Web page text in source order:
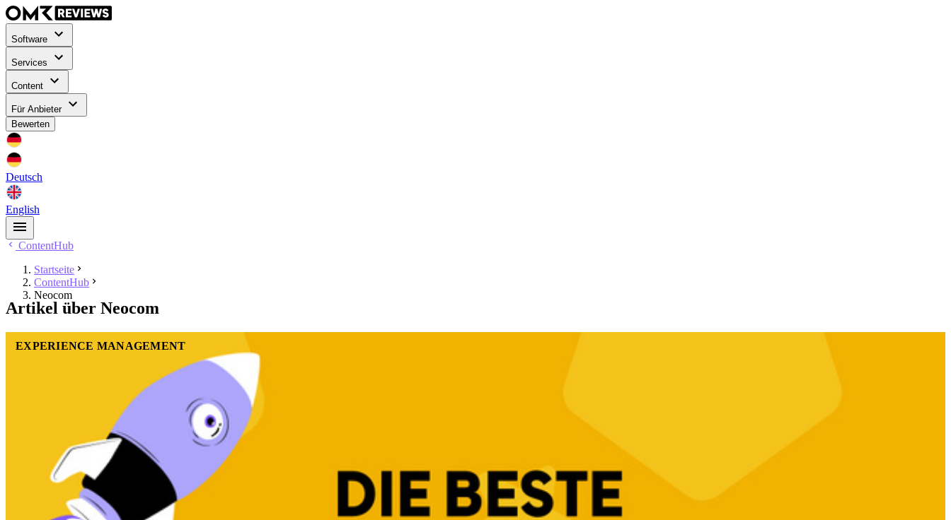
Software
Services
Content
Für Anbieter
Bewerten
Deutsch
English
ContentHub
Startseite
ContentHub
Neocom
Artikel über Neocom
EXPERIENCE MANAGEMENT